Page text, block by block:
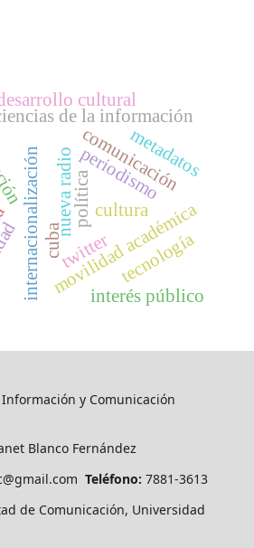
cuba
periodismo
política
comunicación
internacionalización
de la información
movilidad académica
metadatos
cultural
cultura
twitter
interés público
tecnología
nueva radio
y Comunicación
Blanco Fernández
Teléfono: 7881-3613
de Comunicación, Universidad